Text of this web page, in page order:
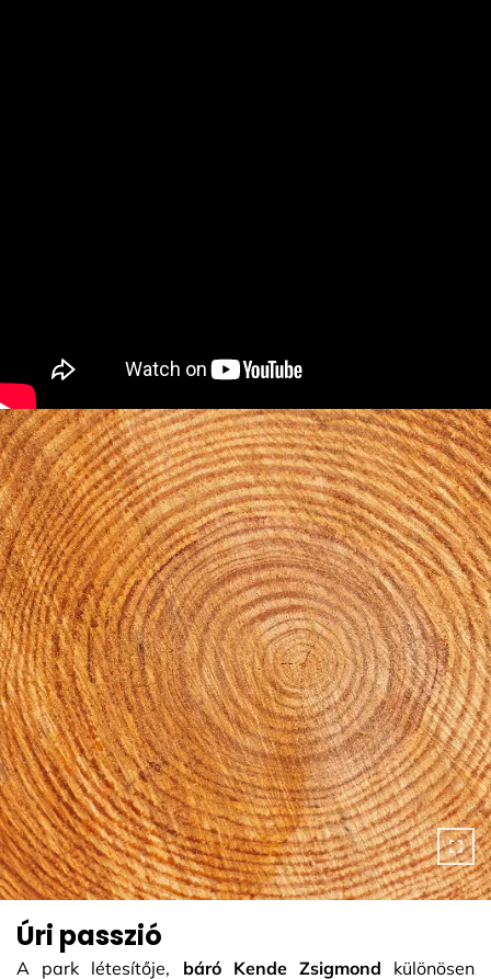
Úri passzió
A park létesítője, báró Kende Zsigmond különösen